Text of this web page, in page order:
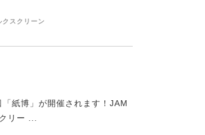
クスクリーン
紙博」が開催されます！JAM
リー ...